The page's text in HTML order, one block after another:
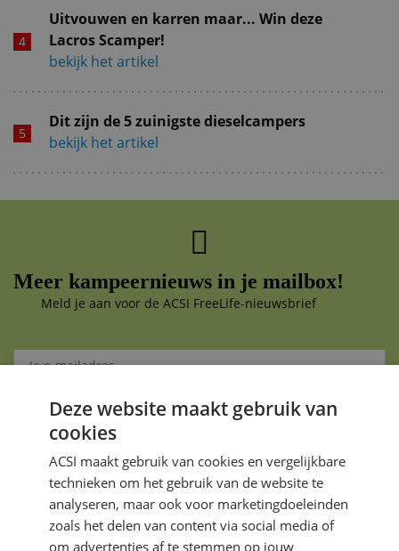
Uitvouwen en karren maar... Win deze
Lacros Scamper!
bekijk het artikel
Dit zijn de 5 zuinigste dieselcampers
bekijk het artikel
Meer kampeernieuws in je mailbox!
Meld je aan voor de ACSI FreeLife-nieuwsbrief
Aanmelden
Je gegevens zijn veilig en worden niet gedeeld met anderen
Deze website maakt gebruik van
cookies
ACSI maakt gebruik van cookies en vergelijkbare
technieken om het gebruik van de website te
analyseren, maar ook voor marketingdoeleinden
zoals het delen van content via social media of
om advertenties af te stemmen op jouw